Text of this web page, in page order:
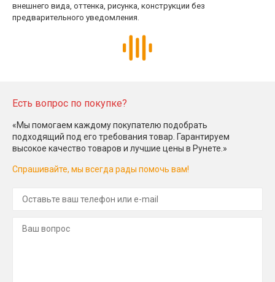
внешнего вида, оттенка, рисунка, конструкции без
предварительного уведомления.
Есть вопрос по покупке?
«Мы помогаем каждому покупателю подобрать
подходящий под его требования товар. Гарантируем
высокое качество товаров и лучшие цены в Рунете.»
Спрашивайте, мы всегда рады помочь вам!